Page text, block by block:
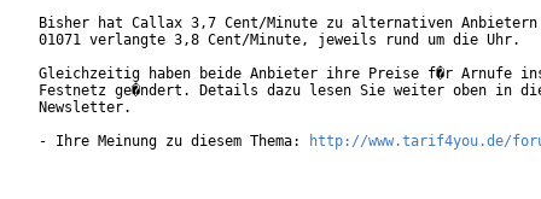
Bisher hat Callax 3,7 Cent/Minute zu alternativen Anbietern
01071 verlangte 3,8 Cent/Minute, jeweils rund um die Uhr.
Gleichzeitig haben beide Anbieter ihre Preise f�r Arnufe
Festnetz ge�ndert. Details dazu lesen Sie weiter oben in
Newsletter.
- Ihre Meinung zu diesem Thema:
http://www.tarif4you.de/